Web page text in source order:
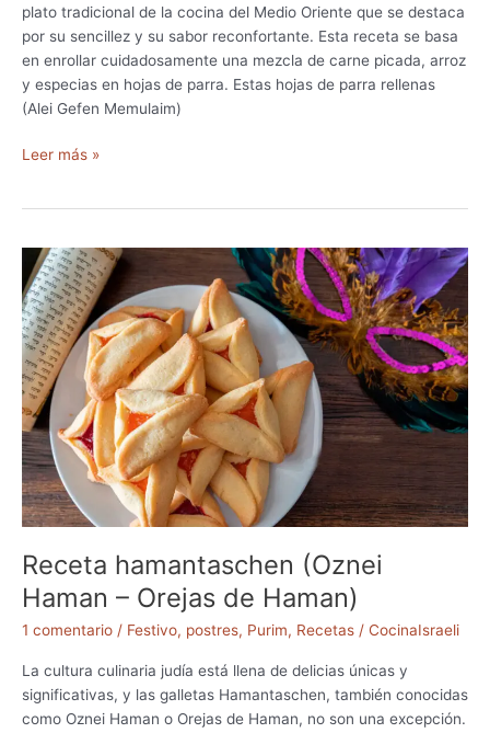
s
)
plato tradicional de la cocina del Medio Oriente que se destaca
por su sencillez y su sabor reconfortante. Esta receta se basa
en enrollar cuidadosamente una mezcla de carne picada, arroz
y especias en hojas de parra. Estas hojas de parra rellenas
(Alei Gefen Memulaim)
R
t
a
Y
a
b
r
a
k
–
N
i
ñ
s
e
n
v
Leer más »
Receta hamantaschen (Oznei
Haman – Orejas de Haman)
1 comentario / Festivo, postres, Purim, Recetas / CocinaIsraeli
La cultura culinaria judía está llena de delicias únicas y
significativas, y las galletas Hamantaschen, también conocidas
como Oznei Haman o Orejas de Haman, no son una excepción.